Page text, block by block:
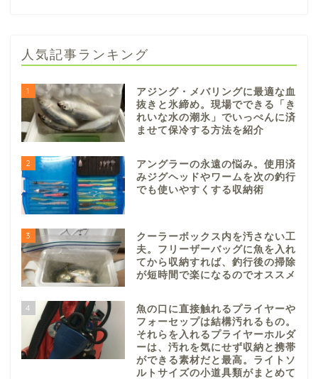
人気記事ランキング
1
アジング・メバリングに最適な血
抜きと氷締め。現場でできる「き
れいな水の潮氷」でいっぺんに済
ませて保冷する方法を紹介
2
アングラーの永遠の悩み。使用済
みジグヘッドやワームを次の釣行
でも使いやすくする収納術
3
クーラーボックス内を汚さない工
夫。フリーザーバッグに魚を入れ
てから収納すれば、釣行後の掃除
が短時間で楽になるのでオススメ
4
魚の口に直接触れるプライヤーや
フォーセップは結構汚れるもの。
それらを入れるプライヤーホルダ
ーは、汚れを気にせず収納と携帯
ができる素材だと最高。ライトソ
ルトサイズの小道具類がまとめて